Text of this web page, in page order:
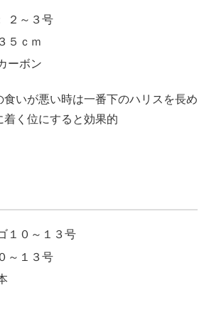
２～３号
５ｃｍ
ーボン
いが悪い時は一番下のハリスを長め
着く位にすると効果的
１０～１３号
～１３号